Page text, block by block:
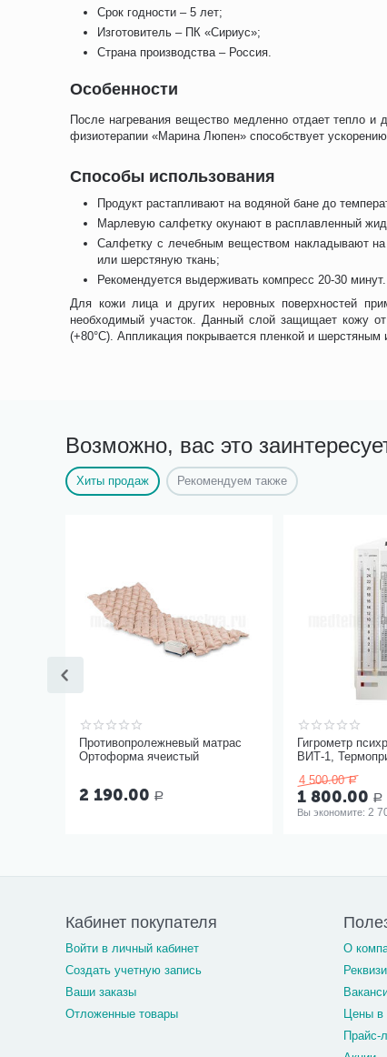
Срок годности – 5 лет;
Изготовитель – ПК «Сириус»;
Страна производства – Россия.
Особенности
После нагревания вещество медленно отдает тепло
физиотерапии «Марина Люпен» способствует
Способы использования
Продукт растапливают на водяной бане до
Марлевую салфетку окунают в расплавленный
Салфетку с лечебным веществом накладывают на
или шерстяную ткань;
Рекомендуется выдерживать компресс 20-30 минут.
Для кожи лица и других неровных поверхностей
необходимый участок. Данный слой защищает кожу
(+80°C). Аппликация покрывается пленкой и
Возможно, вас это
Хиты продаж Рекомендуем также
Противопролежневый матрас
Ортоформа ячеистый
2 190.00 Р
Гигрометр
ВИТ-1,
4 500.00 Р
1 800.00 Р
Вы экономите: 2
Кабинет покупателя
Войти в личный кабинет
Создать учетную запись
Ваши заказы
Отложенные товары
О
Цены в
Прайс-